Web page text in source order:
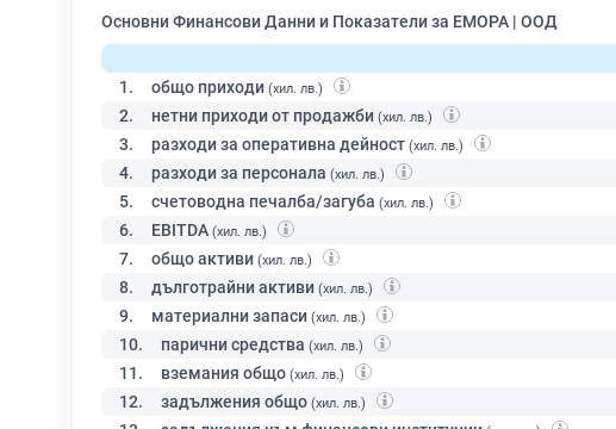
Основни Финансови Данни и Показатели за ЕМОРА | ООД
1.
общо приходи (хил. лв.)
2. нетни приходи от продажби (хил. лв.)
3. разходи за оперативна дейност (хил. лв.)
4. разходи за персонала (хил. лв.)
5. счетоводна печалба/загуба (хил. лв.)
6. EBITDA (хил. лв.)
7. общо активи (хил. лв.)
8. дълготрайни активи (хил. лв.)
9. материални запаси (хил. лв.)
10. парични средства (хил. лв.)
11. вземания общо (хил. лв.)
12. задължения общо (хил. лв.)